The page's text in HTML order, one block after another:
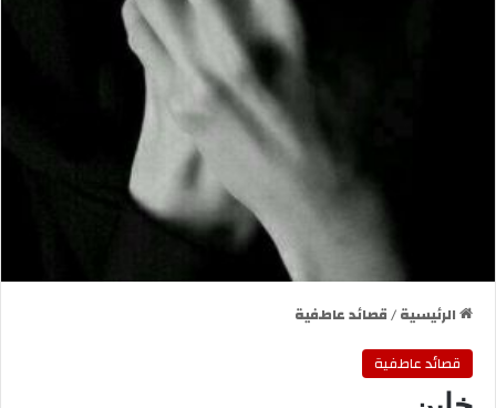
الرئيسية/قصائد عاطفية
قصائد عاطفية